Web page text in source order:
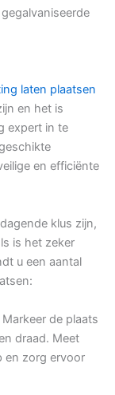
laten plaatsen
en het is
expert in te
en efficiënte
klus zijn,
is het zeker
u een aantal
de plaats
draad. Meet
en zorg ervoor